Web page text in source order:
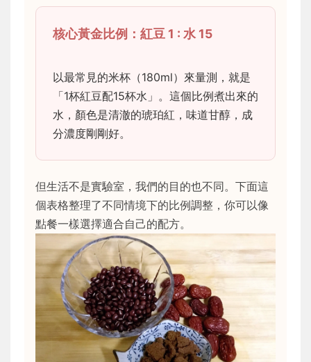
核心黃金比例：紅豆 1 : 水 15
以最常見的米杯（180ml）來量測，就是
「1杯紅豆配15杯水」。這個比例煮出來的
水，顏色是清澈的琥珀紅，味道甘醇，成
分濃度剛剛好。
但生活不是實驗室，我們的目的也不同。下面這
個表格整理了不同情境下的比例調整，你可以像
點餐一樣選擇適合自己的配方。